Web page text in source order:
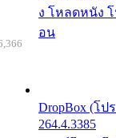
ง โหลดหนัง
อน
DropBox (โป
264.4.3385